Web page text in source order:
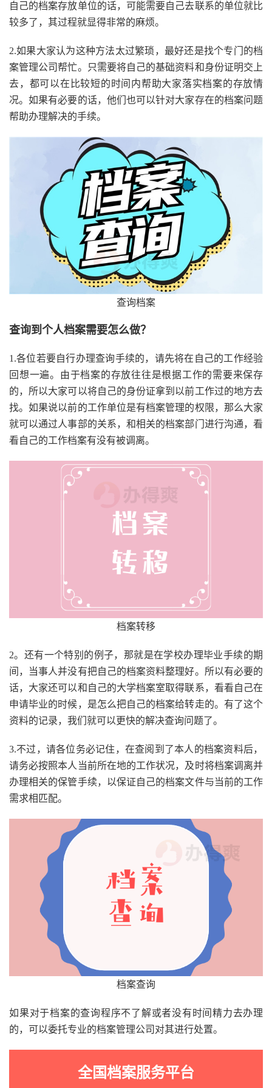
自己的档案存放单位的话，可能需要自己去联系的单位就比
较多了，其过程就显得非常的麻烦。
2.如果大家认为这种方法太过繁琐，最好还是找个专门的档
案管理公司帮忙。只需要将自己的基础资料和身份证明交上
去，都可以在比较短的时间内帮助大家落实档案的存放情
况。如果有必要的话，他们也可以针对大家存在的档案问题
帮助办理解决的手续。
查询档案
查询到个人档案需要怎么做？
1.各位若要自行办理查询手续的，请先将在自己的工作经验
回想一遍。由于档案的存放往往是根据工作的需要来保存
的，所以大家可以将自己的身份证拿到以前工作过的地方去
找。如果说以前的工作单位是有档案管理的权限，那么大家
就可以通过人事部的关系，和相关的档案部门进行沟通，看
看自己的工作档案有没有被调离。
档案转移
2。还有一个特别的例子，那就是在学校办理毕业手续的期
间，当事人并没有把自己的档案资料整理好。所以有必要的
话，大家还可以和自己的大学档案室取得联系，看看自己在
申请毕业的时候，是怎么把自己的档案给转走的。有了这个
资料的记录，我们就可以更快的解决查询问题了。
3.不过，请各位务必记住，在查阅到了本人的档案资料后，
请务必按照本人当前所在地的工作状况，及时将档案调离并
办理相关的保管手续，以保证自己的档案文件与当前的工作
需求相匹配。
档案查询
如果对于档案的查询程序不了解或者没有时间精力去办理
的，可以委托专业的档案管理公司对其进行处置。
全国档案服务平台